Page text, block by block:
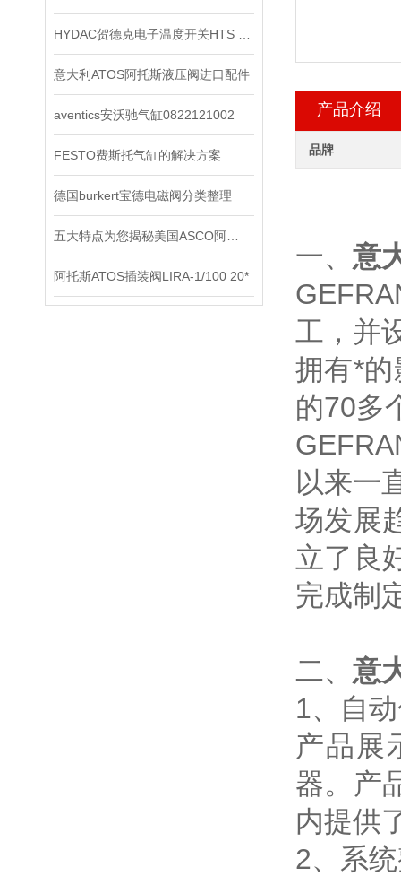
意大利ATOS阿托斯液压阀进口配件
aventics安沃驰气缸0822121002
FESTO费斯托气缸的解决方案
德国burkert宝德电磁阀分类整理
阿托斯ATOS插装阀LIRA-1/100 20*
产品介绍
品牌
一、 意
工，并
拥有*
的70多
以来一
场发展
立了良
完成制
二、 意
1、自
产品展
器。产
内提供
2、系